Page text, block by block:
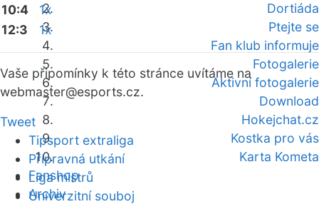
Dortiáda
Ptejte se
Fan klub informuje
Fotogalerie
Aktivní fotogalerie
Download
Hokejchat.cz
Kostka pro vás
Karta Kometa
Fanshop
Archiv
10:4
1x
12:3
1x
Vaše připomínky k této stránce uvítáme na
webmaster@esports.cz.
Tweet
Tipsport extraliga
Přípravná utkání
Liga mistrů
Univerzitní souboj